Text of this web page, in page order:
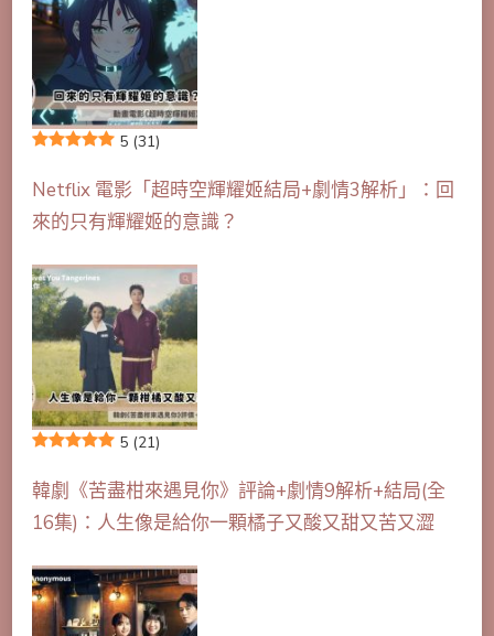
5 (31)
Netflix 電影「超時空輝耀姬結局+劇情3解析」：回
來的只有輝耀姬的意識？
5 (21)
韓劇《苦盡柑來遇見你》評論+劇情9解析+結局(全
16集)：人生像是給你一顆橘子又酸又甜又苦又澀